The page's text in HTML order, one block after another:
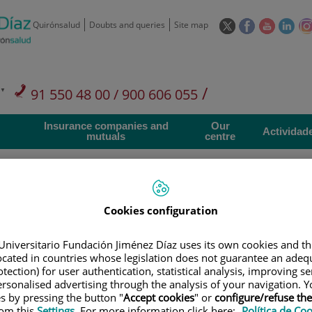
Quirónsalud Doubts and queries Site map
This
pop-
window.
This
pop-
up
This
pop-
up
This
up
91 550 48 00 / 900 606 055/
Private Care: 91 090 05 16
Insurance companies and
mutuals
Our
centre
Teléfono de atención al usuario900 301 013
Cookies configuration
Fundación Jiménez Díaz uses its own cookies and
in countries whose legislation does not guarantee an
for user authentication, statistical analysis, improving
advertising through the analysis of your navigation.
by pressing the button "Accept cookies" or configure/refuse